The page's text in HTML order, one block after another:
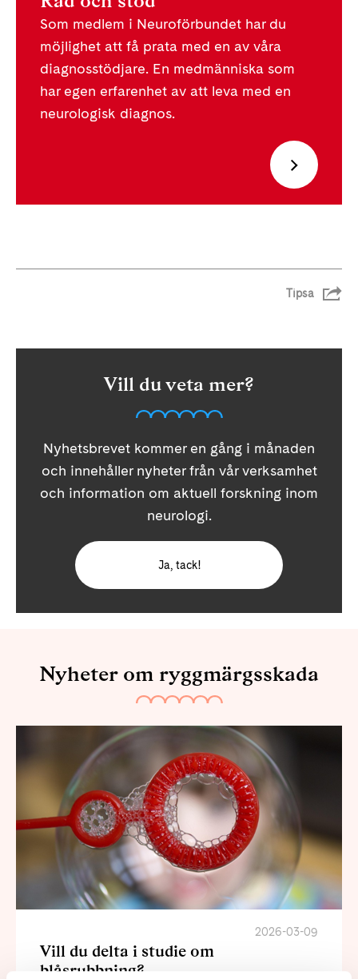
Som medlem i Neuroförbundet har du
möjlighet att få prata med en av våra
diagnosstödjare. En medmänniska som
har egen erfarenhet av att leva med en
neurologisk diagnos.
Tipsa
Vill du veta mer?
Nyhetsbrevet kommer en gång i månaden
och innehåller nyheter från vår verksamhet
och information om aktuell forskning inom
neurologi.
Ja, tack!
Nyheter om ryggmärgsskada
2026-03-09
Vill du delta i studie om
blåsrubbning?